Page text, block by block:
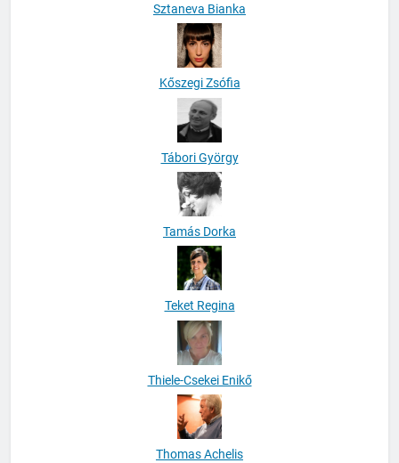
Sztaneva Bianka
Kőszegi Zsófia
Tábori György
Tamás Dorka
Teket Regina
Thiele-Csekei Enikő
Thomas Achelis